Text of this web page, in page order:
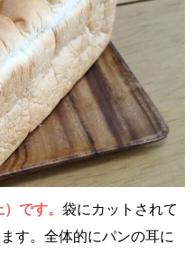
です。 袋にカットされて
す。全体的にパンの耳に